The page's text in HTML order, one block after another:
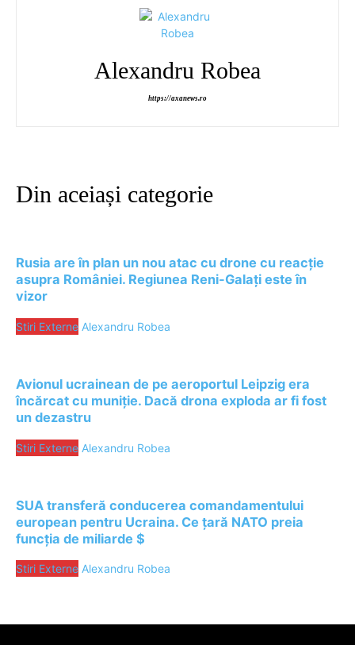
Alexandru Robea
https://axanews.ro
Din aceiași categorie
Rusia are în plan un nou atac cu drone cu reacție
asupra României. Regiunea Reni-Galați este în
vizor
Stiri Externe Alexandru Robea
Avionul ucrainean de pe aeroportul Leipzig era
încărcat cu muniție. Dacă drona exploda ar fi fost
un dezastru
Stiri Externe Alexandru Robea
SUA transferă conducerea comandamentului
european pentru Ucraina. Ce țară NATO preia
funcția de miliarde $
Stiri Externe Alexandru Robea